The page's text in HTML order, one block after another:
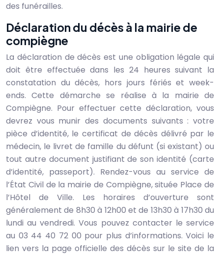
des funérailles.
Déclaration du décès à la mairie de
compiègne
La déclaration de décès est une obligation légale qui
doit être effectuée dans les 24 heures suivant la
constatation du décès, hors jours fériés et week-
ends. Cette démarche se réalise à la mairie de
Compiègne. Pour effectuer cette déclaration, vous
devrez vous munir des documents suivants : votre
pièce d’identité, le certificat de décès délivré par le
médecin, le livret de famille du défunt (si existant) ou
tout autre document justifiant de son identité (carte
d’identité, passeport). Rendez-vous au service de
l’État Civil de la mairie de Compiègne, située Place de
l’Hôtel de Ville. Les horaires d’ouverture sont
généralement de 8h30 à 12h00 et de 13h30 à 17h30 du
lundi au vendredi. Vous pouvez contacter le service
au 03 44 40 72 00 pour plus d’informations. Voici le
lien vers la page officielle des décès sur le site de la